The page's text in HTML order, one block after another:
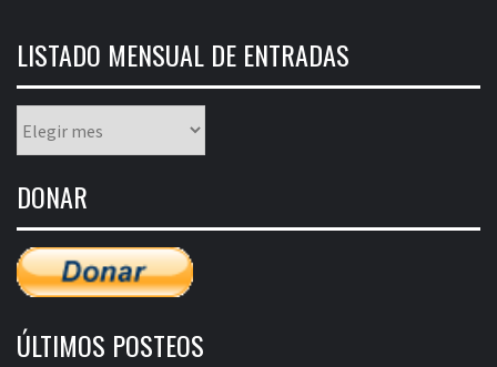
LISTADO MENSUAL DE ENTRADAS
mensual
entradas
DONAR
ÚLTIMOS POSTEOS